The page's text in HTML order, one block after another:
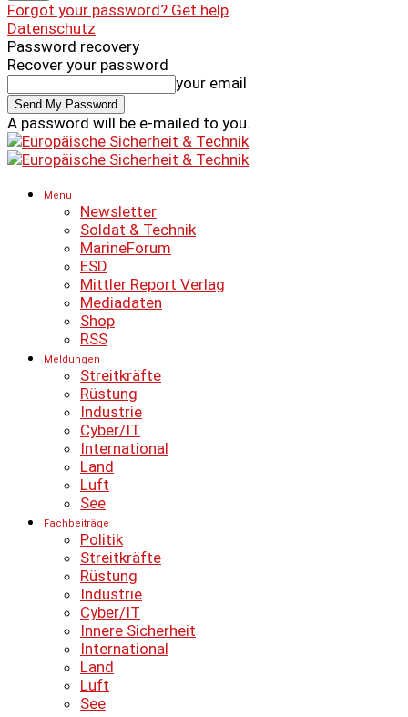
Forgot your password? Get help
Datenschutz
Password recovery
Recover your password
your email
A password will be e-mailed to you.
Menu
Newsletter
Soldat & Technik
MarineForum
ESD
Mittler Report Verlag
Mediadaten
Shop
RSS
Meldungen
Streitkräfte
Rüstung
Industrie
Cyber/IT
International
Land
Luft
See
Fachbeiträge
Politik
Streitkräfte
Rüstung
Industrie
Cyber/IT
Innere Sicherheit
International
Land
Luft
See